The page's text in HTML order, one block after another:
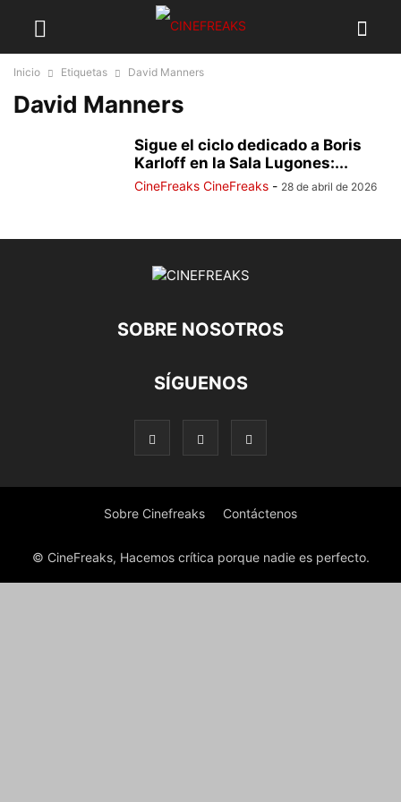
Inicio Etiquetas David Manners
David Manners
Sigue el ciclo dedicado a Boris
Karloff en la Sala Lugones:...
CineFreaks CineFreaks - 28 de abril de 2026
SOBRE NOSOTROS
SÍGUENOS
Sobre Cinefreaks Contáctenos
© CineFreaks, Hacemos crítica porque nadie es perfecto.